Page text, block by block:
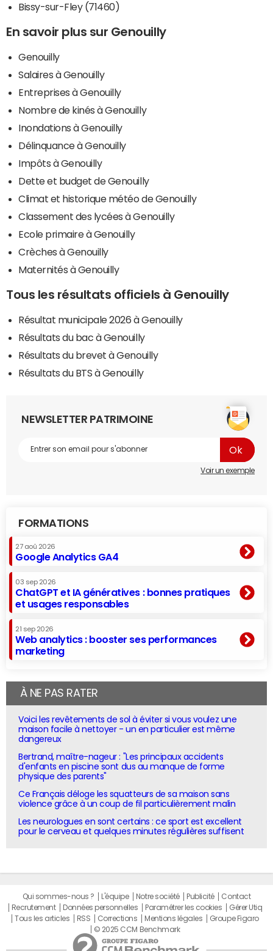
Bissy-sur-Fley (71460)
En savoir plus sur Genouilly
Genouilly
Salaires à Genouilly
Entreprises à Genouilly
Nombre de kinés à Genouilly
Inondations à Genouilly
Délinquance à Genouilly
Impôts à Genouilly
Dette et budget de Genouilly
Climat et historique météo de Genouilly
Classement des lycées à Genouilly
Ecole primaire à Genouilly
Crèches à Genouilly
Maternités à Genouilly
Tous les résultats officiels à Genouilly
Résultat municipale 2026 à Genouilly
Résultats du bac à Genouilly
Résultats du brevet à Genouilly
Résultats du BTS à Genouilly
NEWSLETTER PATRIMOINE
Voir un exemple
FORMATIONS
27 aoû 2026
Google Analytics GA4
03 sep 2026
ChatGPT et IA génératives : bonnes pratiques
et usages responsables
21 sep 2026
Web analytics : booster ses performances
marketing
À NE PAS RATER
Voici les revêtements de sol à éviter si vous voulez une
maison facile à nettoyer - un en particulier est même
dangereux
Bertrand, maître-nageur : "Les principaux accidents
d'enfants en piscine sont dus au manque de forme
physique des parents"
Ce Français déloge les squatteurs de sa maison sans
violence grâce à un coup de fil particulièrement malin
Les neurologues en sont certains : ce sport est excellent
pour le cerveau et quelques minutes régulières suffisent
Qui sommes-nous ? L'équipe Notre société Publicité
Contact
Recrutement
Données personnelles Paramétrer les cookies
Gérer Utiq
Tous les articles
RSS Corrections Mentions légales
Groupe Figaro
© 2025 CCM Benchmark